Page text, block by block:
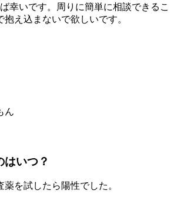
幸いです。周りに簡単に相談できるこ
え込まないで欲しいです。
ん
はいつ？
を試したら陽性でした。